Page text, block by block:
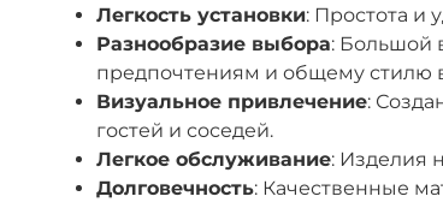
Легкость установки: Простота и
Разнообразие выбора: Большой
предпочтениям и общему стилю
Визуальное привлечение:
гостей и соседей.
Легкое обслуживание: Изделия
Долговечность: Качественные